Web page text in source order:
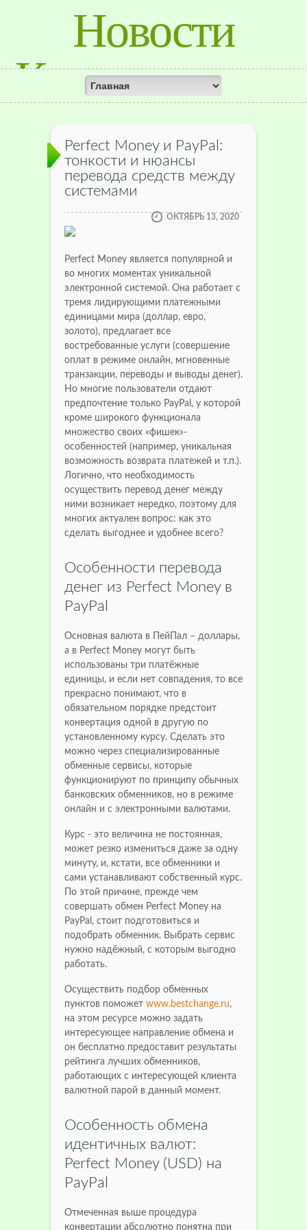
Новости
Красноярского
Края
Perfect Money и PayPal:
тонкости и нюансы
перевода средств между
системами
ОКТЯБРЬ 13, 2020
Perfect Money является популярной и
во многих моментах уникальной
электронной системой. Она работает с
тремя лидирующими платежными
единицами мира (доллар, евро,
золото), предлагает все
востребованные услуги (совершение
оплат в режиме онлайн, мгновенные
транзакции, переводы и выводы денег).
Но многие пользователи отдают
предпочтение только PayPal, у которой
кроме широкого функционала
множество своих «фишек»-
особенностей (например, уникальная
возможность возврата платежей и т.п.).
Логично, что необходимость
осуществить перевод денег между
ними возникает нередко, поэтому для
многих актуален вопрос: как это
сделать выгоднее и удобнее всего?
Особенности перевода
денег из Perfect Money в
PayPal
Основная валюта в ПейПал – доллары,
а в Perfect Money могут быть
использованы три платёжные
единицы, и если нет совпадения, то все
прекрасно понимают, что в
обязательном порядке предстоит
конвертация одной в другую по
установленному курсу. Сделать это
можно через специализированные
обменные сервисы, которые
функционируют по принципу обычных
банковских обменников, но в режиме
онлайн и с электронными валютами.
Курс - это величина не постоянная,
может резко измениться даже за одну
минуту, и, кстати, все обменники и
сами устанавливают собственный курс.
По этой причине, прежде чем
совершать обмен Perfect Money на
PayPal, стоит подготовиться и
подобрать обменник. Выбрать сервис
нужно надёжный, с которым выгодно
работать.
Осуществить подбор обменных
пунктов поможет www.bestchange.ru,
на этом ресурсе можно задать
интересующее направление обмена и
он бесплатно предоставит результаты
рейтинга лучших обменников,
работающих с интересующей клиента
валютной парой в данный момент.
Особенность обмена
идентичных валют:
Perfect Money (USD) на
PayPal
Отмеченная выше процедура
конвертации абсолютно понятна при